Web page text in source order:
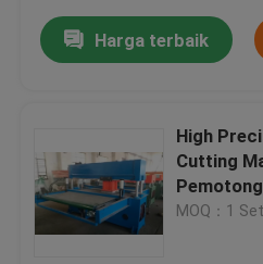
Harga terbaik
High
Cutting
MOQ：1 Set